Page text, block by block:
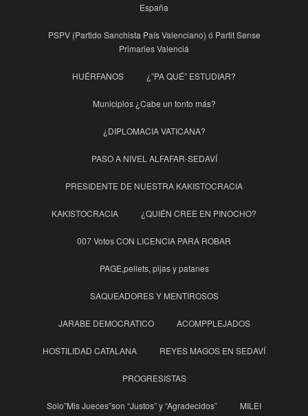
España
PSPV (Partido Sanchista País Valenciano) ó Partit Sense
Primaries Valenciá
HUÉRFANOS ¿”PA QUÉ” ESTUDIAR?
Municipios ¿Cabe un tonto más?
¿DIPLOMACIA VATICANA?
PASO A NIVEL ALFAFAR-SEDAVÍ
PRESIDENTE DE NUESTRA KAKISTOCRACIA
KAKISTOCRACIA ¿QUIÉN CREE EN PINOCHO?
007 Votos CON LICENCIA PARA ROBAR
PAGE,pellets, pijas y patanes
SAQUEADORES Y MENTIROSOS
JARABE DEMOCRATICO ACOMPPLEJADOS
HOSTILIDAD CATALANA REYES MAGOS EN SEDAVÍ
PROGRESISTAS
Solo”Mis Jueces”son “Justos” y “Agradecidos” MILEI